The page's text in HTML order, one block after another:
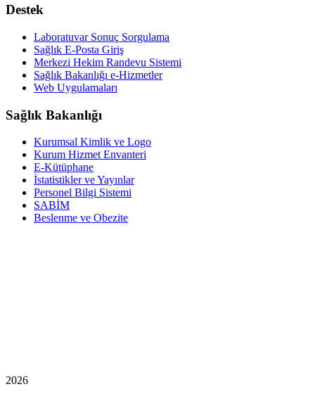
Destek
Laboratuvar Sonuç Sorgulama
Sağlık E-Posta Giriş
Merkezi Hekim Randevu Sistemi
Sağlık Bakanlığı e-Hizmetler
Web Uygulamaları
Sağlık Bakanlığı
Kurumsal Kimlik ve Logo
Kurum Hizmet Envanteri
E-Kütüphane
İstatistikler ve Yayınlar
Personel Bilgi Sistemi
SABİM
Beslenme ve Obezite
2026